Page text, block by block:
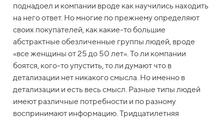
поднадоел и компании вроде как научились находить
на него ответ. Но многие по прежнему определяют
своих покупателей, как какие-то большие
абстрактные обезличенные группы людей, вроде
«все женщины от 25 до 50 лет». То ли компании
боятся, кого-то упустить, то ли думают что в
детализации нет никакого смысла. Но именно в
детализации и есть весь смысл. Разные типы людей
имеют различные потребности и по разному
воспринимают информацию. Тридцатилетняя